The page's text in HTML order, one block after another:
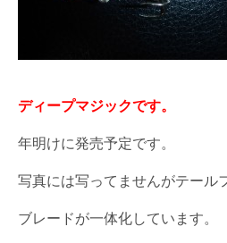
ディープマジックです。
年明けに発売予定です。
写真には写ってませんがテール
ブレードが一体化しています。